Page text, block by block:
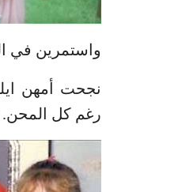
واستمرين في
نجحت أمهن
رغم كل